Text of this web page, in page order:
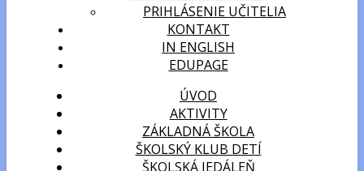
PRIHLÁSENIE UČITELIA
KONTAKT
IN ENGLISH
EDUPAGE
ÚVOD
AKTIVITY
ZÁKLADNÁ ŠKOLA
ŠKOLSKÝ KLUB DETÍ
ŠKOLSKÁ JEDÁLEŇ